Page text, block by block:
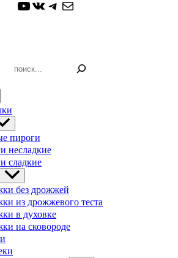
YouTube
ВКонтакте
Telegram
Почта
пироги
несладкие
сладкие
без дрожжей
из дрожжевого теста
в духовке
на сковороде